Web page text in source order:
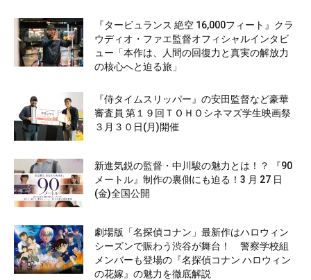
『タービュランス 絶空 16,000フィート』クラ
ウディオ・ファエ監督オフィシャルインタビ
ュー「本作は、人間の回復力と真実の解放力
の核心へと迫る旅」
『侍タイムスリッパー』の安田監督など豪華
審査員 第１９回ＴＯＨＯシネマズ学生映画祭
３月３０日(月)開催
新進気鋭の監督・中川駿の魅力とは！？ 『90
メートル』制作の裏側にも迫る！3 月 27 日
(金)全国公開
劇場版「名探偵コナン」最新作はハロウィン
シーズンで賑わう渋谷が舞台！ 警察学校組
メンバーも登場の『名探偵コナン ハロウィン
の花嫁』の魅力を徹底解説